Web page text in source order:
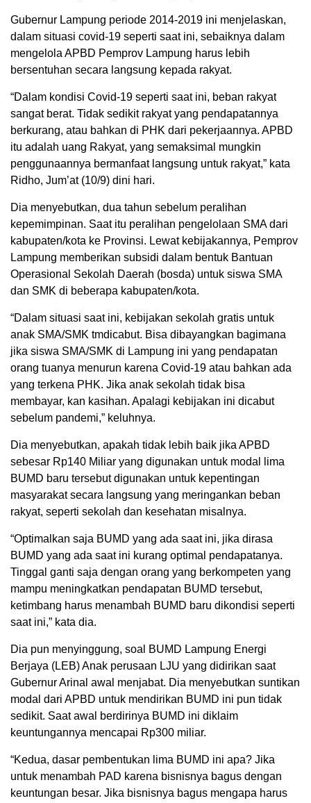
Gubernur Lampung periode 2014-2019 ini menjelaskan,
dalam situasi covid-19 seperti saat ini, sebaiknya dalam
mengelola APBD Pemprov Lampung harus lebih
bersentuhan secara langsung kepada rakyat.
“Dalam kondisi Covid-19 seperti saat ini, beban rakyat
sangat berat. Tidak sedikit rakyat yang pendapatannya
berkurang, atau bahkan di PHK dari pekerjaannya. APBD
itu adalah uang Rakyat, yang semaksimal mungkin
penggunaannya bermanfaat langsung untuk rakyat,” kata
Ridho, Jum’at (10/9) dini hari.
Dia menyebutkan, dua tahun sebelum peralihan
kepemimpinan. Saat itu peralihan pengelolaan SMA dari
kabupaten/kota ke Provinsi. Lewat kebijakannya, Pemprov
Lampung memberikan subsidi dalam bentuk Bantuan
Operasional Sekolah Daerah (bosda) untuk siswa SMA
dan SMK di beberapa kabupaten/kota.
“Dalam situasi saat ini, kebijakan sekolah gratis untuk
anak SMA/SMK tmdicabut. Bisa dibayangkan bagimana
jika siswa SMA/SMK di Lampung ini yang pendapatan
orang tuanya menurun karena Covid-19 atau bahkan ada
yang terkena PHK. Jika anak sekolah tidak bisa
membayar, kan kasihan. Apalagi kebijakan ini dicabut
sebelum pandemi,” keluhnya.
Dia menyebutkan, apakah tidak lebih baik jika APBD
sebesar Rp140 Miliar yang digunakan untuk modal lima
BUMD baru tersebut digunakan untuk kepentingan
masyarakat secara langsung yang meringankan beban
rakyat, seperti sekolah dan kesehatan misalnya.
“Optimalkan saja BUMD yang ada saat ini, jika dirasa
BUMD yang ada saat ini kurang optimal pendapatanya.
Tinggal ganti saja dengan orang yang berkompeten yang
mampu meningkatkan pendapatan BUMD tersebut,
ketimbang harus menambah BUMD baru dikondisi seperti
saat ini,” kata dia.
Dia pun menyinggung, soal BUMD Lampung Energi
Berjaya (LEB) Anak perusaan LJU yang didirikan saat
Gubernur Arinal awal menjabat. Dia menyebutkan suntikan
modal dari APBD untuk mendirikan BUMD ini pun tidak
sedikit. Saat awal berdirinya BUMD ini diklaim
keuntungannya mencapai Rp300 miliar.
“Kedua, dasar pembentukan lima BUMD ini apa? Jika
untuk menambah PAD karena bisnisnya bagus dengan
keuntungan besar. Jika bisnisnya bagus mengapa harus